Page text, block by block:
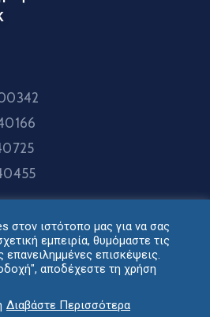
μας
Κρήτης © 2024
στον ιστότοπο μας για να σας
εμπειρία, θυμόμαστε τις
επανειλημμένες επισκέψεις.
αποδέχεστε τη χρήση
Διαβάστε Περισσότερα